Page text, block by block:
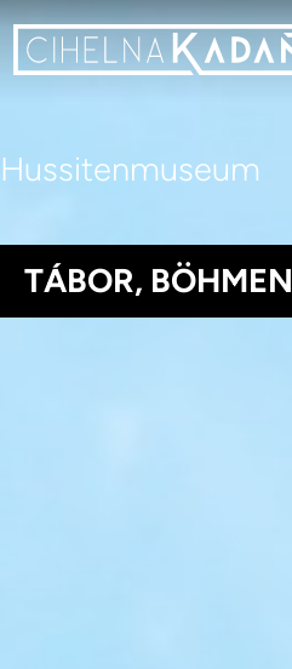
Hussitenmuseum
TÁBOR, BÖHMEN